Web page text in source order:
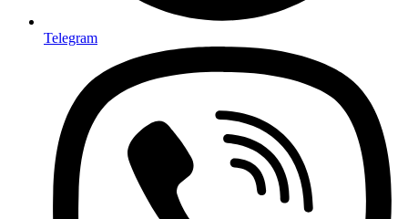
Telegram